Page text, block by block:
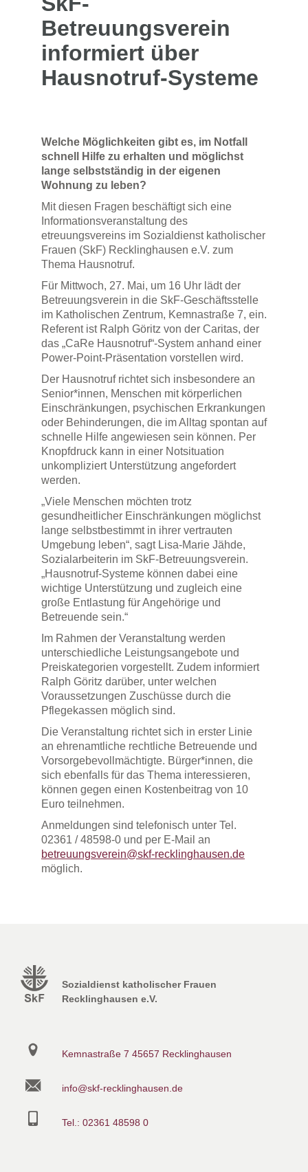
Betreuungsverein
informiert über
Hausnotruf-Systeme
Welche Möglichkeiten gibt es, im Notfall
schnell Hilfe zu erhalten und möglichst
lange selbstständig in der eigenen
Wohnung zu leben?
Mit diesen Fragen beschäftigt sich eine
Informationsveranstaltung des
etreuungsvereins im Sozialdienst katholischer
Frauen (SkF) Recklinghausen e.V. zum
Thema Hausnotruf.
Für Mittwoch, 27. Mai, um 16 Uhr lädt der
Betreuungsverein in die SkF-Geschäftsstelle
im Katholischen Zentrum, Kemnastraße 7, ein.
Referent ist Ralph Göritz von der Caritas, der
das „CaRe Hausnotruf“-System anhand einer
Power-Point-Präsentation vorstellen wird.
Der Hausnotruf richtet sich insbesondere an
Senior*innen, Menschen mit körperlichen
Einschränkungen, psychischen Erkrankungen
oder Behinderungen, die im Alltag spontan auf
schnelle Hilfe angewiesen sein können. Per
Knopfdruck kann in einer Notsituation
unkompliziert Unterstützung angefordert
werden.
„Viele Menschen möchten trotz
gesundheitlicher Einschränkungen möglichst
lange selbstbestimmt in ihrer vertrauten
Umgebung leben“, sagt Lisa-Marie Jähde,
Sozialarbeiterin im SkF-Betreuungsverein.
„Hausnotruf-Systeme können dabei eine
wichtige Unterstützung und zugleich eine
große Entlastung für Angehörige und
Betreuende sein.“
Im Rahmen der Veranstaltung werden
unterschiedliche Leistungsangebote und
Preiskategorien vorgestellt. Zudem informiert
Ralph Göritz darüber, unter welchen
Voraussetzungen Zuschüsse durch die
Pflegekassen möglich sind.
Die Veranstaltung richtet sich in erster Linie
an ehrenamtliche rechtliche Betreuende und
Vorsorgebevollmächtigte. Bürger*innen, die
sich ebenfalls für das Thema interessieren,
können gegen einen Kostenbeitrag von 10
Euro teilnehmen.
Anmeldungen sind telefonisch unter Tel.
02361 / 48598-0 und per E-Mail an
betreuungsverein@skf-recklinghausen.de
möglich.
Sozialdienst katholischer Frauen
Recklinghausen e.V.
Kemnastraße 7 45657 Recklinghausen
info@skf-recklinghausen.de
Tel.: 02361 48598 0